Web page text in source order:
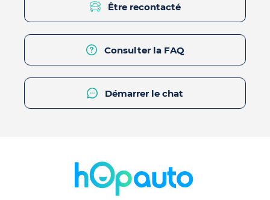
Être recontacté
Consulter la FAQ
Démarrer le chat